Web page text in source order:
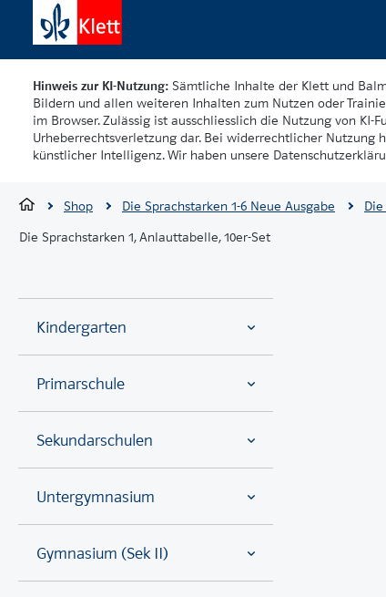
Hinweis zur KI-Nutzung: Sämtliche Inhalte der Klett und
Bildern und allen weiteren Inhalten zum Nutzen oder
im Browser. Zulässig ist ausschliesslich die Nutzung von
Urheberrechtsverletzung dar. Bei widerrechtlicher
künstlicher Intelligenz. Wir haben unsere
Shop Die Sprachstarken 1-6 Neue Ausgabe
Die Sprachstarken 1, Anlauttabelle, 10er-Set
Kindergarten
Primarschule
Sekundarschulen
Untergymnasium
Gymnasium (Sek II)